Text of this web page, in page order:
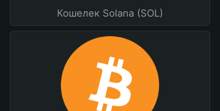
Кошелек Solana (SOL)